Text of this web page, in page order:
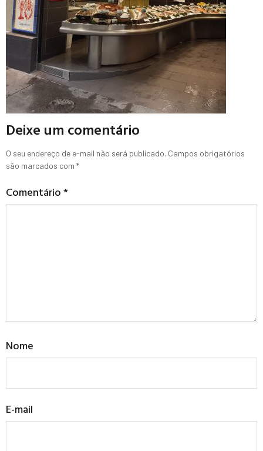
Deixe um comentário
O seu endereço de e-mail não será publicado. Campos obrigatórios
são marcados com *
Comentário*
Nome
E-mail